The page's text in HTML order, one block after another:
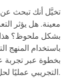
تخيَّل أنك تبحث عن
معينة. هل يؤثر
بشكل ملحوظ؟ هذا
باستخدام المنهج
بخطوة عبر تجربة
التجريبي عمليًا لحل مشكلة بحثية في العلوم الطبيعية.